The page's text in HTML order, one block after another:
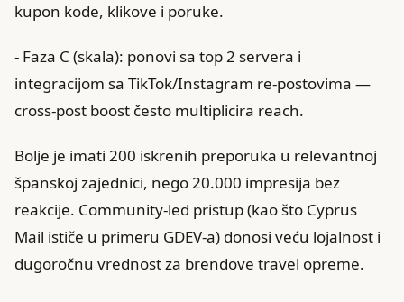
kupon kode, klikove i poruke.
- Faza C (skala): ponovi sa top 2 servera i
integracijom sa TikTok/Instagram re‑postovima —
cross‑post boost često multiplicira reach.
Bolje je imati 200 iskrenih preporuka u relevantnoj
španskoj zajednici, nego 20.000 impresija bez
reakcije. Community‑led pristup (kao što Cyprus
Mail ističe u primeru GDEV‑a) donosi veću lojalnost i
dugoročnu vrednost za brendove travel opreme.